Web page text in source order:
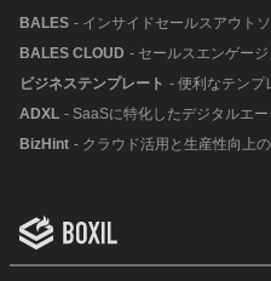
BALES - インサイドセールスアウト
BALES CLOUD - セールスエンゲー
ビジネステンプレート - 便利なテンプ
ADXL - SaaSに特化したデジタルエ
BizHint - クラウド活用と生産性向上